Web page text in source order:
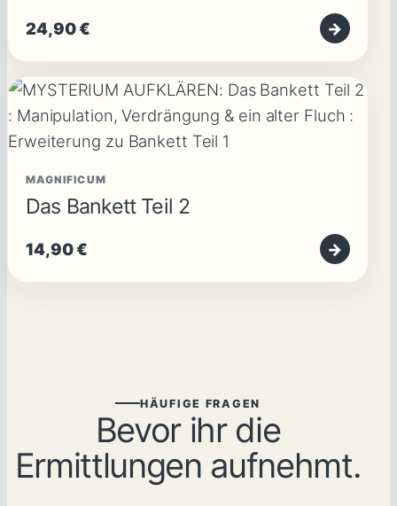
24,90€ →
MAGNIFICUM
Das Bankett Teil 2
14,90€ →
HÄUFIGE FRAGEN
Bevor ihr die
Ermittlungen aufnehmt.